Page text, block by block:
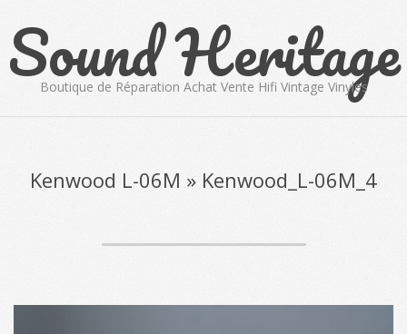
content
Sound Heritage
Boutique de Réparation Achat Vente Hifi Vintage Vinyles
MenuKenwood L-06M » Kenwood_L-06M_4